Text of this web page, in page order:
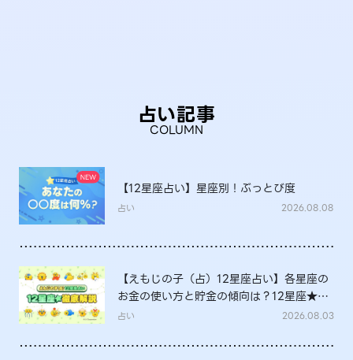
占い記事
COLUMN
【12星座占い】星座別！ぶっとび度
占い 2026.08.08
【えもじの子（占）12星座占い】各星座の
お金の使い方と貯金の傾向は？12星座★徹
底解説
占い 2026.08.03